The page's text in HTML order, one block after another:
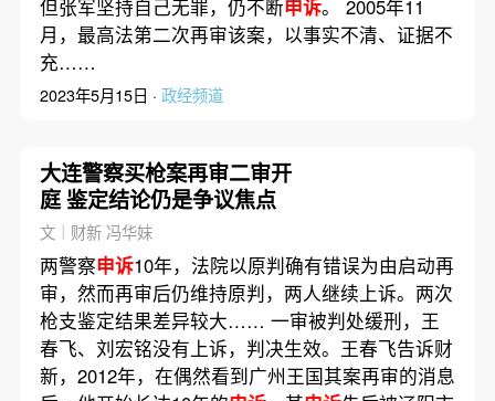
但张军坚持自己无罪，仍不断申诉。 2005年11
月，最高法第二次再审该案，以事实不清、证据不
充……
2023年5月15日 · 政经频道
大连警察买枪案再审二审开
庭 鉴定结论仍是争议焦点
文｜财新 冯华妹
两警察申诉10年，法院以原判确有错误为由启动再
审，然而再审后仍维持原判，两人继续上诉。两次
枪支鉴定结果差异较大…… 一审被判处缓刑，王
春飞、刘宏铭没有上诉，判决生效。王春飞告诉财
新，2012年，在偶然看到广州王国其案再审的消息